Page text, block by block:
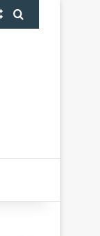
Rastgele Makale